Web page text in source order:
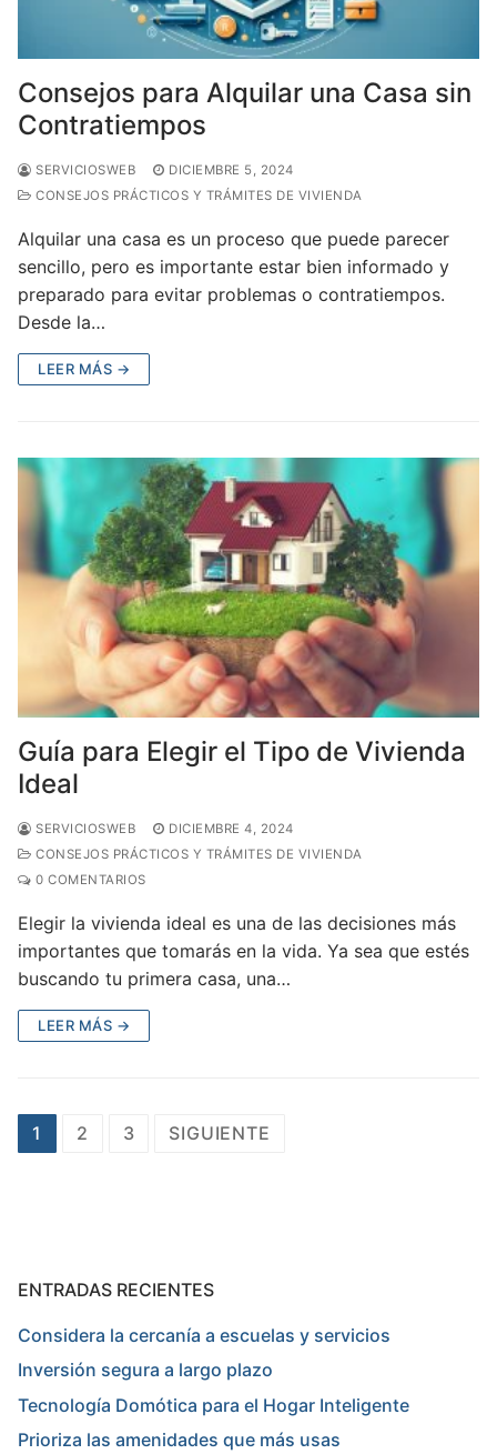
Consejos para Alquilar una Casa sin
Contratiempos
SERVICIOSWEB
DICIEMBRE 5, 2024
CONSEJOS PRÁCTICOS Y TRÁMITES DE VIVIENDA
Alquilar una casa es un proceso que puede parecer
sencillo, pero es importante estar bien informado y
preparado para evitar problemas o contratiempos.
Desde la…
LEER MÁS →
Guía para Elegir el Tipo de Vivienda
Ideal
SERVICIOSWEB
DICIEMBRE 4, 2024
CONSEJOS PRÁCTICOS Y TRÁMITES DE VIVIENDA
0 COMENTARIOS
Elegir la vivienda ideal es una de las decisiones más
importantes que tomarás en la vida. Ya sea que estés
buscando tu primera casa, una…
LEER MÁS →
Paginación
1 2 3 SIGUIENTE
ENTRADAS RECIENTES
Considera la cercanía a escuelas y servicios
Inversión segura a largo plazo
Tecnología Domótica para el Hogar Inteligente
Prioriza las amenidades que más usas